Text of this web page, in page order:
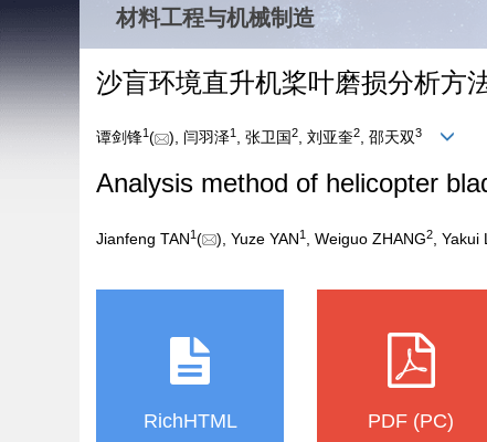
材料工程与机械制造
沙盲环境直升机桨叶磨损分析方
谭剑锋1( ), 闫羽泽1 , 张卫国2, 刘亚奎2, 邵天双3
Analysis method of helicopter
Jianfeng TAN1( ), Yuze YAN1 , Weiguo ZHANG2 , Yakui
RichHTML PDF (PC)